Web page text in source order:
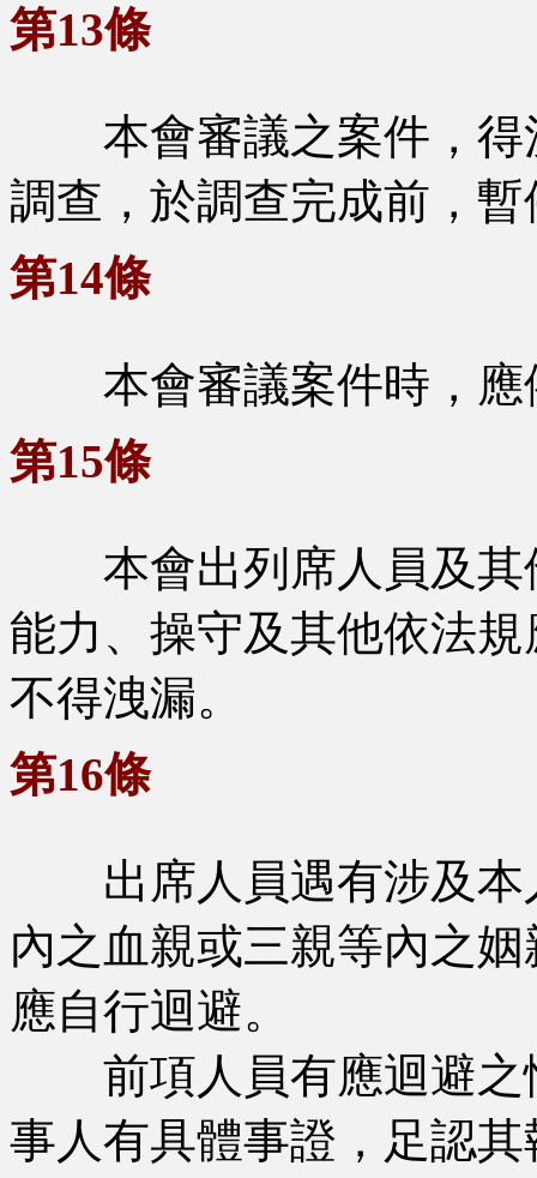
第13條
本會審議之案件，得
調查，於調查完成前，
第14條
本會審議案件時，應
第15條
本會出列席人員及其
能力、操守及其他依法
不得洩漏。
第16條
出席人員遇有涉及本
內之血親或三親等內之
應自行迴避。
前項人員有應迴避之
事人有具體事證，足認